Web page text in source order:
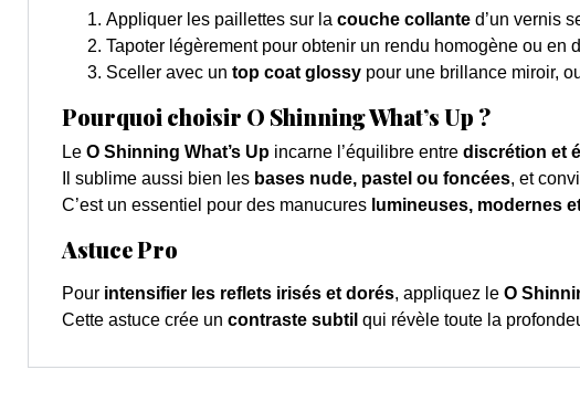
Appliquer les paillettes sur la couche collante d’un vernis
Tapoter légèrement pour obtenir un rendu homogène ou en
Sceller avec un top coat glossy pour une brillance miroir,
Pourquoi choisir O Shinning What’s Up ?
Le O Shinning What’s Up incarne l’équilibre entre discrétion et
Il sublime aussi bien les bases nude, pastel ou foncées, et
C’est un essentiel pour des manucures lumineuses, modernes
Astuce Pro
Pour intensifier les reflets irisés et dorés, appliquez le O
Cette astuce crée un contraste subtil qui révèle toute la